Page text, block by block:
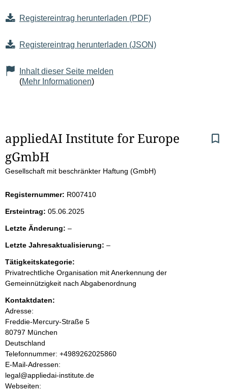
Registereintrag herunterladen (PDF)
Registereintrag herunterladen (JSON)
Inhalt dieser Seite melden
(Mehr Informationen)
S
e
t
e
n
i
n
h
a
l
t
appliedAI Institute for Europe
gGmbH
Gesellschaft mit beschränkter Haftung (GmbH)
Registernummer: R007410
Ersteintrag: 05.06.2025
Letzte Änderung: –l
e
r
Letzte Jahresaktualisierung: –l
r
Tätigkeitskategorie:
Privatrechtliche Organisation mit Anerkennung der
Gemeinnützigkeit nach Abgabenordnung
Kontaktdaten:
Adresse:
Freddie-Mercury-Straße 5
80797 München
Deutschland
K
o
n
t
Telefonnummer: +4989262025860
E-Mail-Adressen:
legal@appliedai-institute.de
Webseiten: